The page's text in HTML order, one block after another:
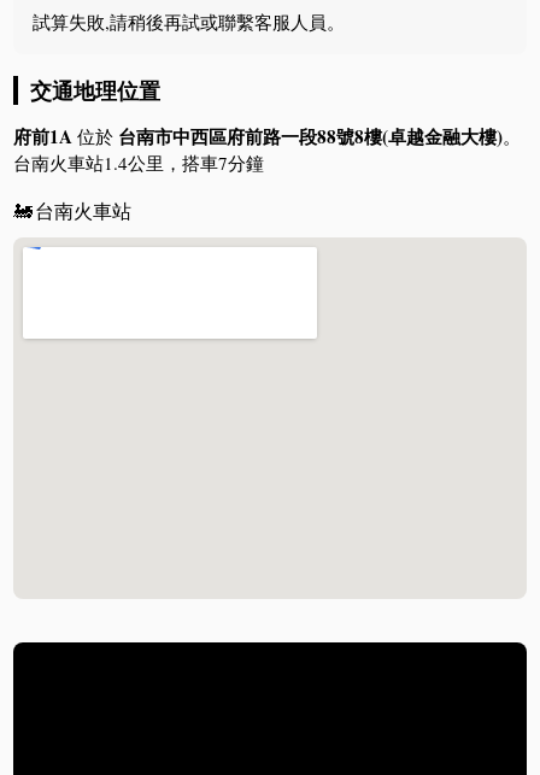
試算失敗,請稍後再試或聯繫客服人員。
交通地理位置
府前1A 位於 台南市中西區府前路一段88號8樓(卓越金融大樓)。
台南火車站1.4公里，搭車7分鐘
🚂台南火車站